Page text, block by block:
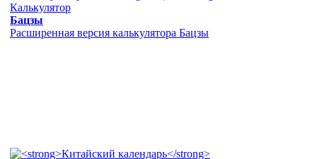
Калькулятор
Бацзы
Расширенная версия калькулятора Бацзы